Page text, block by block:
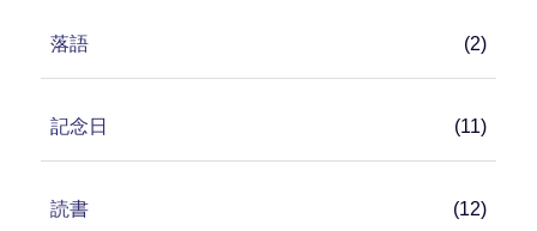
落語 (2)
記念日 (11)
読書 (12)